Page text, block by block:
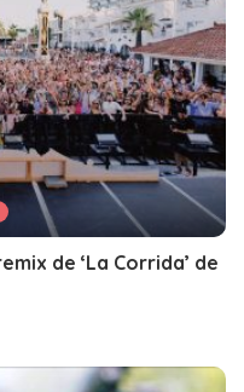
de ‘La Corrida’ de